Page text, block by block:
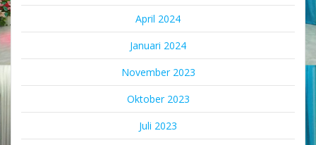
April 2024
Januari 2024
November 2023
Oktober 2023
Juli 2023